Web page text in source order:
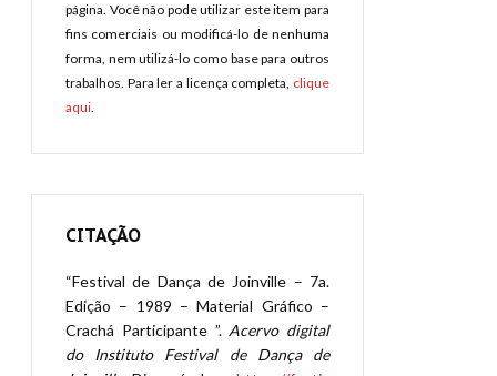
página. Você não pode utilizar este item para
fins comerciais ou modificá-lo de nenhuma
forma, nem utilizá-lo como base para outros
trabalhos. Para ler a licença completa, clique
aqui.
CITAÇÃO
“Festival de Dança de Joinville – 7a.
Edição – 1989 – Material Gráfico –
Crachá Participante ”. Acervo digital
do Instituto Festival de Dança de